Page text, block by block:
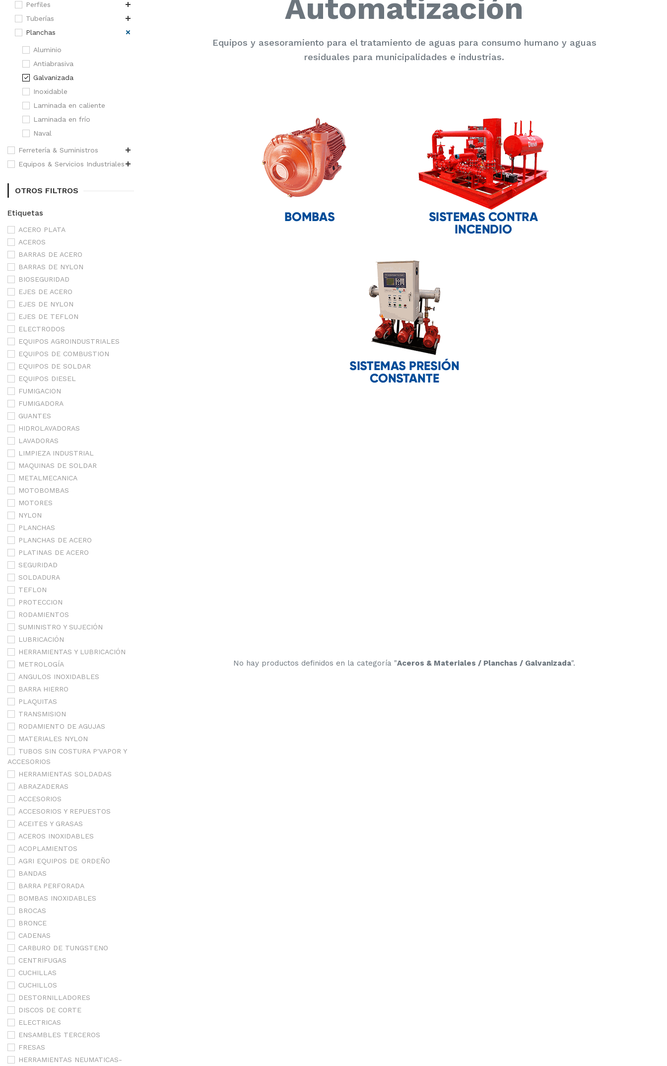
Perfiles
Tuberías
Planchas
Aluminio
Antiabrasiva
Galvanizada
Inoxidable
Laminada en caliente
Laminada en frío
Naval
Ferretería & Suministros
Equipos & Servicios Industriales
OTROS FILTROS
Etiquetas
ACERO PLATA
ACEROS
BARRAS DE ACERO
BARRAS DE NYLON
BIOSEGURIDAD
EJES DE ACERO
EJES DE NYLON
EJES DE TEFLON
ELECTRODOS
EQUIPOS AGROINDUSTRIALES
EQUIPOS DE COMBUSTION
EQUIPOS DE SOLDAR
EQUIPOS DIESEL
FUMIGACION
FUMIGADORA
GUANTES
HIDROLAVADORAS
LAVADORAS
LIMPIEZA INDUSTRIAL
MAQUINAS DE SOLDAR
METALMECANICA
MOTOBOMBAS
MOTORES
NYLON
PLANCHAS
PLANCHAS DE ACERO
PLATINAS DE ACERO
SEGURIDAD
SOLDADURA
TEFLON
PROTECCION
RODAMIENTOS
SUMINISTRO Y SUJECIÓN
LUBRICACIÓN
HERRAMIENTAS Y LUBRICACIÓN
METROLOGÍA
ANGULOS INOXIDABLES
BARRA HIERRO
PLAQUITAS
TRANSMISION
RODAMIENTO DE AGUJAS
MATERIALES NYLON
TUBOS SIN COSTURA P'VAPOR Y
ACCESORIOS
HERRAMIENTAS SOLDADAS
ABRAZADERAS
ACCESORIOS
ACCESORIOS Y REPUESTOS
ACEITES Y GRASAS
ACEROS INOXIDABLES
ACOPLAMIENTOS
AGRI EQUIPOS DE ORDEÑO
BANDAS
BARRA PERFORADA
BOMBAS INOXIDABLES
BROCAS
BRONCE
CADENAS
CARBURO DE TUNGSTENO
CENTRIFUGAS
CUCHILLAS
CUCHILLOS
DESTORNILLADORES
DISCOS DE CORTE
ELECTRICAS
ENSAMBLES TERCEROS
FRESAS
HERRAMIENTAS NEUMATICAS-
Automatización
Equipos y asesoramiento para el tratamiento de aguas para consumo humano y aguas
residuales para municipalidades e industrias.
No hay productos definidos en la categoría "Aceros & Materiales / Planchas / Galvanizada".